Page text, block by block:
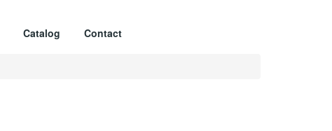
Catalog Contact